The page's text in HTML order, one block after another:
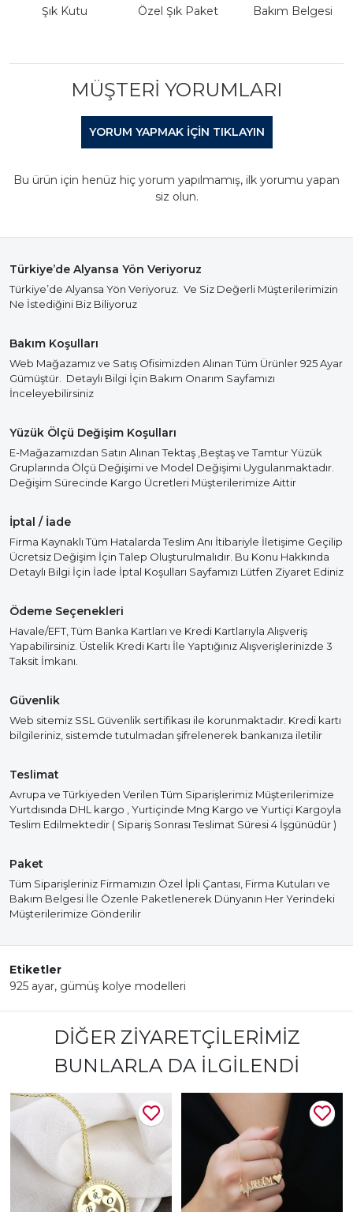
Şık Kutu Özel Şık Paket Bakım Belgesi
MÜŞTERI YORUMLARI
YORUM YAPMAK IÇIN TIKLAYIN
Bu ürün için henüz hiç yorum yapılmamış, ilk yorumu yapan
siz olun.
Türkiye’de Alyansa Yön Veriyoruz
Türkiye’de Alyansa Yön Veriyoruz. Ve Siz Değerli Müşterilerimizin
Ne İstediğini Biz Biliyoruz
Bakım Koşulları
Web Mağazamız ve Satış Ofisimizden Alınan Tüm Ürünler 925 Ayar
Gümüştür. Detaylı Bilgi İçin Bakım Onarım Sayfamızı
İnceleyebilirsiniz
Yüzük Ölçü Değişim Koşulları
E-Mağazamızdan Satın Alınan Tektaş ,Beştaş ve Tamtur Yüzük
Gruplarında Ölçü Değişimi ve Model Değişimi Uygulanmaktadır.
Değişim Sürecinde Kargo Ücretleri Müşterilerimize Aittir
İptal / İade
Firma Kaynaklı Tüm Hatalarda Teslim Anı İtibariyle İletişime Geçilip
Ücretsiz Değişim İçin Talep Oluşturulmalıdır. Bu Konu Hakkında
Detaylı Bilgi İçin İade İptal Koşulları Sayfamızı Lütfen Ziyaret Ediniz
Ödeme Seçenekleri
Havale/EFT, Tüm Banka Kartları ve Kredi Kartlarıyla Alışveriş
Yapabilirsiniz. Üstelik Kredi Kartı İle Yaptığınız Alışverişlerinizde 3
Taksit İmkanı.
Güvenlik
Web sitemiz SSL Güvenlik sertifikası ile korunmaktadır. Kredi kartı
bilgileriniz, sistemde tutulmadan şifrelenerek bankanıza iletilir
Teslimat
Avrupa ve Türkiyeden Verilen Tüm Siparişlerimiz Müşterilerimize
Yurtdısında DHL kargo , Yurtiçinde Mng Kargo ve Yurtiçi Kargoyla
Teslim Edilmektedir ( Sipariş Sonrası Teslimat Süresi 4 İşgünüdür )
Paket
Tüm Siparişleriniz Firmamızın Özel İpli Çantası, Firma Kutuları ve
Bakım Belgesi İle Özenle Paketlenerek Dünyanın Her Yerindeki
Müşterilerimize Gönderilir
Etiketler
925 ayar, gümüş kolye modelleri
DIĞER ZIYARETÇILERIMIZ
BUNLARLA DA İLGILENDI